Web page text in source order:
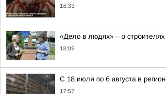
18:33
«Дело в людях» – о строителях
18:09
С 18 июля по 6 августа в
17:57